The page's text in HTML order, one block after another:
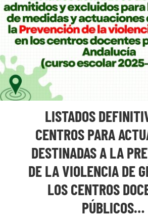
LISTADOS
CENTROS PARA
DESTINADAS A LA
DE LA VIOLENCIA DE
LOS CENTROS
PÚBLICOS…